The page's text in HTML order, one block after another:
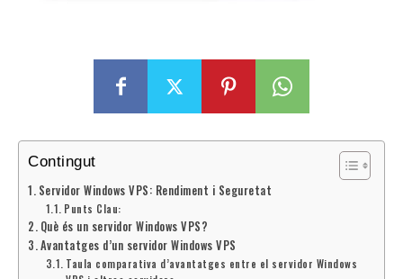
Contingut
Servidor Windows VPS: Rendiment i Seguretat
Punts Clau:
Què és un servidor Windows VPS?
Avantatges d’un servidor Windows VPS
Taula comparativa d’avantatges entre el servidor Windows